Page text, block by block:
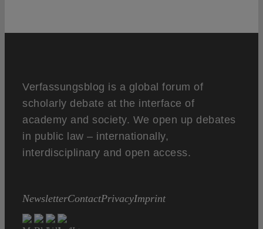
Verfassungsblog is a global forum of
scholarly debate at the interface of
academy and society. We open up debates
in public law – internationally,
interdisciplinary and open access.
NewsletterContactPrivacyImprint